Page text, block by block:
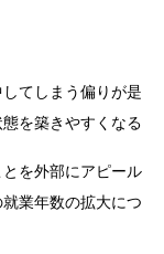
てしまう偏りが是
を築きやすくなる
を外部にアピール
業年数の拡大につ